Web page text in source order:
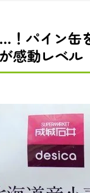
！パイン缶
感動レベル